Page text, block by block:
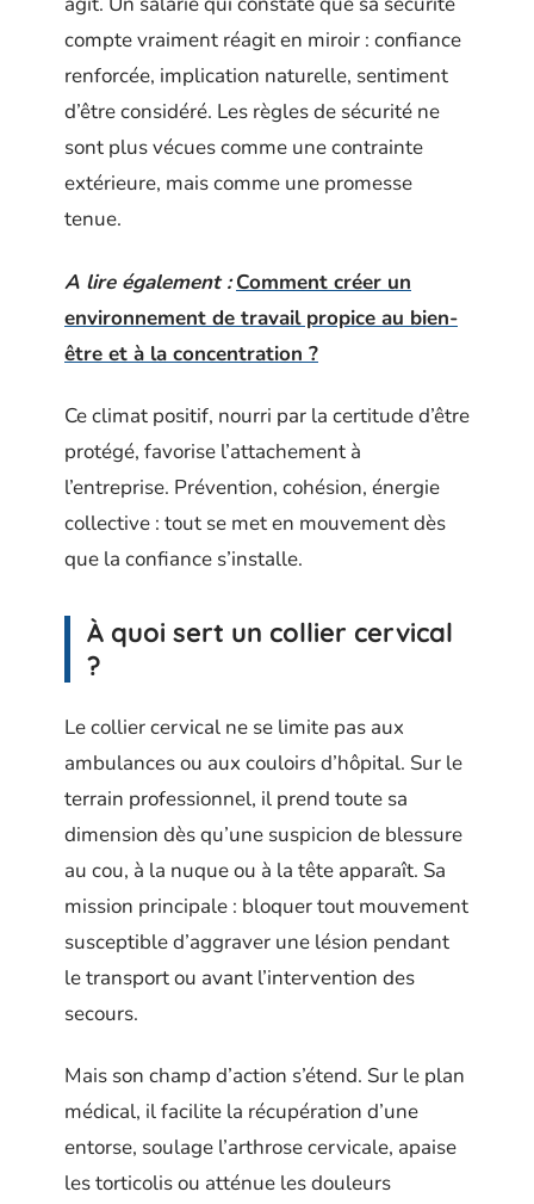
compte vraiment réagit en miroir : confiance
renforcée, implication naturelle, sentiment
d’être considéré. Les règles de sécurité ne
sont plus vécues comme une contrainte
extérieure, mais comme une promesse
tenue.
A lire également : Comment créer un
environnement de travail propice au bien-
être et à la concentration ?
Ce climat positif, nourri par la certitude d’être
protégé, favorise l’attachement à
l’entreprise. Prévention, cohésion, énergie
collective : tout se met en mouvement dès
que la confiance s’installe.
À quoi sert un collier cervical
?
Le collier cervical ne se limite pas aux
ambulances ou aux couloirs d’hôpital. Sur le
terrain professionnel, il prend toute sa
dimension dès qu’une suspicion de blessure
au cou, à la nuque ou à la tête apparaît. Sa
mission principale : bloquer tout mouvement
susceptible d’aggraver une lésion pendant
le transport ou avant l’intervention des
secours.
Mais son champ d’action s’étend. Sur le plan
médical, il facilite la récupération d’une
entorse, soulage l’arthrose cervicale, apaise
les torticolis ou atténue les douleurs